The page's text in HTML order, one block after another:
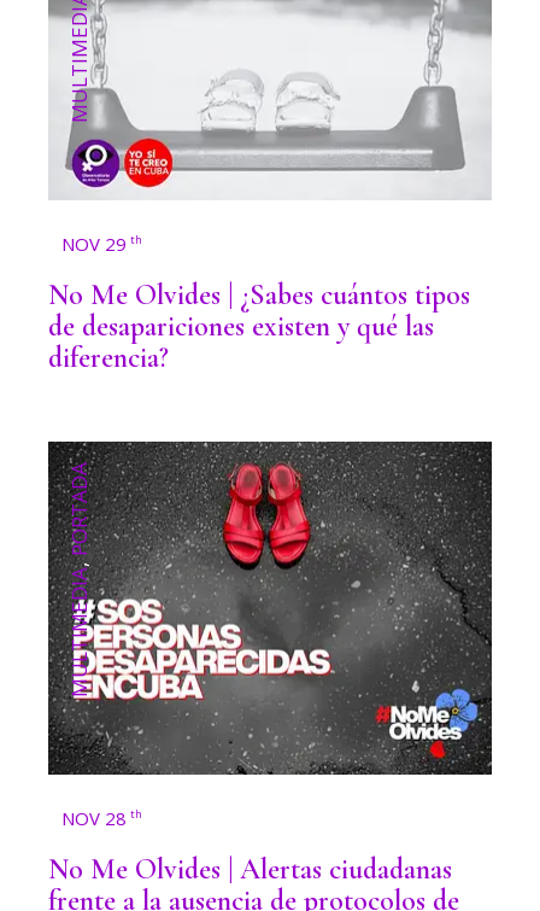
MULTIMEDIA
NOV 29 th
No Me Olvides | ¿Sabes cuántos tipos
de desapariciones existen y qué las
diferencia?
MULTIMEDIA
,
PORTADA
NOV 28 th
No Me Olvides | Alertas ciudadanas
frente a la ausencia de protocolos de